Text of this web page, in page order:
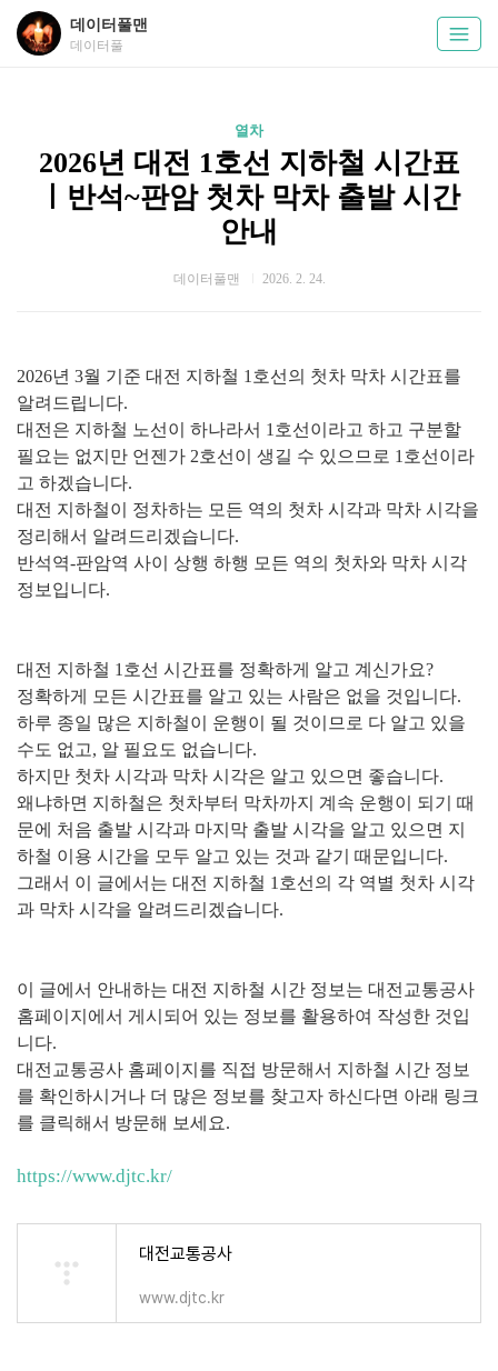
데이터풀맨
데이터풀
열차
2026년 대전 1호선 지하철 시간표
ㅣ반석~판암 첫차 막차 출발 시간
안내
데이터풀맨 2026. 2. 24.
2026년 3월 기준 대전 지하철 1호선의 첫차 막차 시간표를
알려드립니다.
대전은 지하철 노선이 하나라서 1호선이라고 하고 구분할
필요는 없지만 언젠가 2호선이 생길 수 있으므로 1호선이라
고 하겠습니다.
대전 지하철이 정차하는 모든 역의 첫차 시각과 막차 시각을
정리해서 알려드리겠습니다.
반석역-판암역 사이 상행 하행 모든 역의 첫차와 막차 시각
정보입니다.
대전 지하철 1호선 시간표를 정확하게 알고 계신가요?
정확하게 모든 시간표를 알고 있는 사람은 없을 것입니다.
하루 종일 많은 지하철이 운행이 될 것이므로 다 알고 있을
수도 없고, 알 필요도 없습니다.
하지만 첫차 시각과 막차 시각은 알고 있으면 좋습니다.
왜냐하면 지하철은 첫차부터 막차까지 계속 운행이 되기 때
문에 처음 출발 시각과 마지막 출발 시각을 알고 있으면 지
하철 이용 시간을 모두 알고 있는 것과 같기 때문입니다.
그래서 이 글에서는 대전 지하철 1호선의 각 역별 첫차 시각
과 막차 시각을 알려드리겠습니다.
이 글에서 안내하는 대전 지하철 시간 정보는 대전교통공사
홈페이지에서 게시되어 있는 정보를 활용하여 작성한 것입
니다.
대전교통공사 홈페이지를 직접 방문해서 지하철 시간 정보
를 확인하시거나 더 많은 정보를 찾고자 하신다면 아래 링크
를 클릭해서 방문해 보세요.
https://www.djtc.kr/
대전교통공사
www.djtc.kr